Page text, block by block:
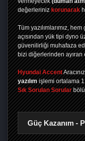
değerleriniz korunarak
Tüm yazılımlarımız,
açısından yük tipi dyno
güvenilirliği muhafaza
bizi diğerlerinden ayıran
Hyundai Accent
yazılım işlemi ortalama
Sık Sorulan Sorular
Güç Kazanım -